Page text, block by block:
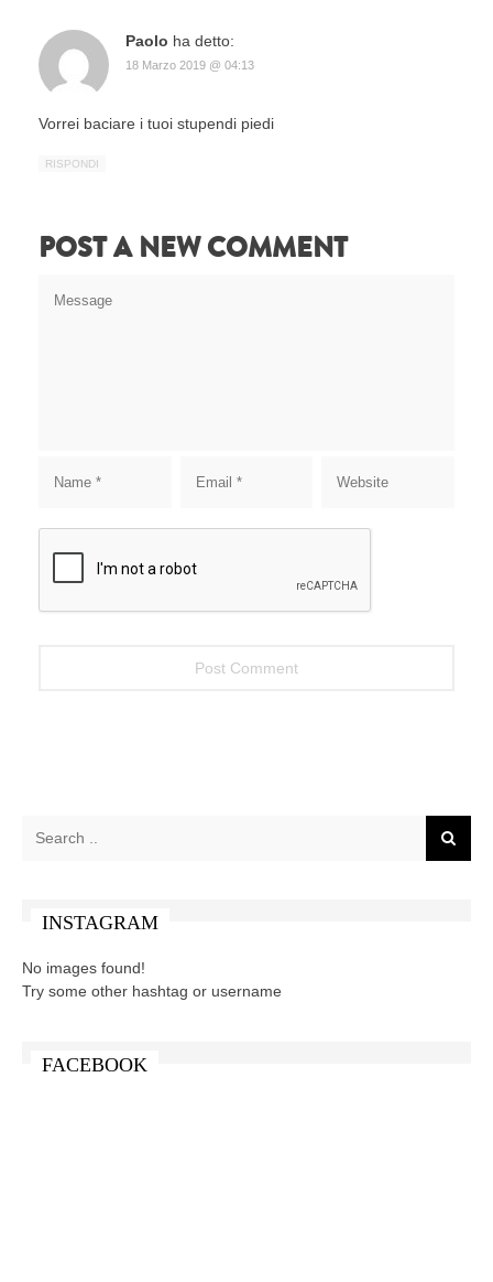
Paolo ha detto:
18 Marzo 2019 @ 04:13
Vorrei baciare i tuoi stupendi piedi
RISPONDI
POST A NEW COMMENT
INSTAGRAM
No images found!
Try some other hashtag or username
FACEBOOK